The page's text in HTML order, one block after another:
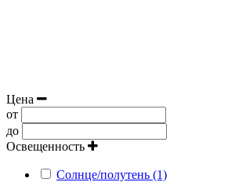
Цена
от
до
Освещенность
Солнце/полутень (1)